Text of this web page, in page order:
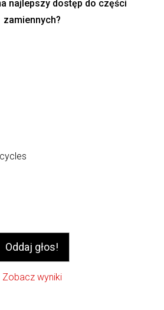
najlepszy dostęp do części
zamiennych?
Zobacz wyniki